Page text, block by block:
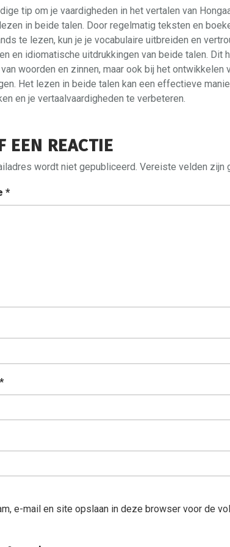
tip om je vaardigheden in het vertalen van
in beide talen. Door regelmatig teksten en
te lezen, kun je je vocabulaire uitbreiden en
en idiomatische uitdrukkingen van beide talen. Dit
woorden en zinnen, maar ook bij het
Het lezen in beide talen kan een effectieve
en je vertaalvaardigheden te verbeteren.
EEN REACTIE
wordt niet gepubliceerd. Vereiste velden zijn
*
*
e-mail en site opslaan in deze browser voor de